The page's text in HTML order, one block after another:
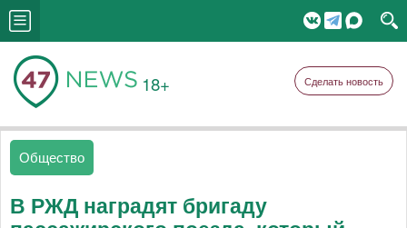
18+ Сделать новость
Общество
В РЖД наградят бригаду